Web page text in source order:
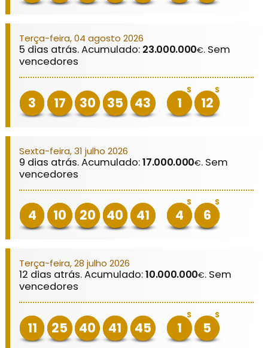
Terça-feira, 04 agosto 2026
5 dias atrás. Acumulado: 23.000.000€. Sem
vencedores
3 17 30 35 43
S
1
S
12
Sexta-feira, 31 julho 2026
9 dias atrás. Acumulado:17.000.000€. Sem
vencedores
4 10 20 40 41
S
4
S
6
Terça-feira, 28 julho 2026
12 dias atrás. Acumulado:10.000.000€. Sem
vencedores
11 25 40 41 45
S
1
S
5